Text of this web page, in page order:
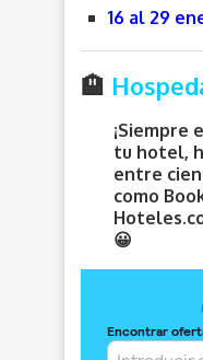
16 al 29
🏨
¡Siempre
tu hotel,
entre
como
😀